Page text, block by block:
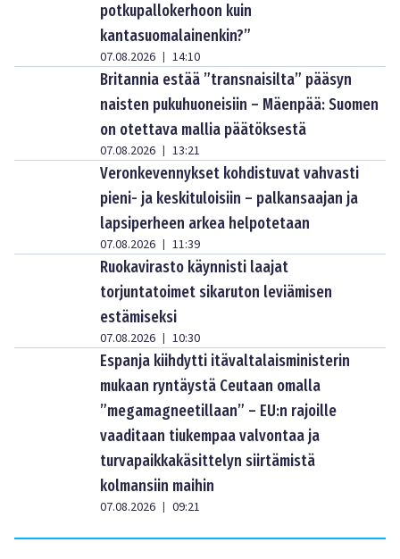
potkupallokerhoon kuin
kantasuomalainenkin?”
07.08.2026 | 14:10
Britannia estää ”transnaisilta” pääsyn
naisten pukuhuoneisiin – Mäenpää: Suomen
on otettava mallia päätöksestä
07.08.2026 | 13:21
Veronkevennykset kohdistuvat vahvasti
pieni- ja keskituloisiin – palkansaajan ja
lapsiperheen arkea helpotetaan
07.08.2026 | 11:39
Ruokavirasto käynnisti laajat
torjuntatoimet sikaruton leviämisen
estämiseksi
07.08.2026 | 10:30
Espanja kiihdytti itävaltalaisministerin
mukaan ryntäystä Ceutaan omalla
”megamagneetillaan” – EU:n rajoille
vaaditaan tiukempaa valvontaa ja
turvapaikkakäsittelyn siirtämistä
kolmansiin maihin
07.08.2026 | 09:21